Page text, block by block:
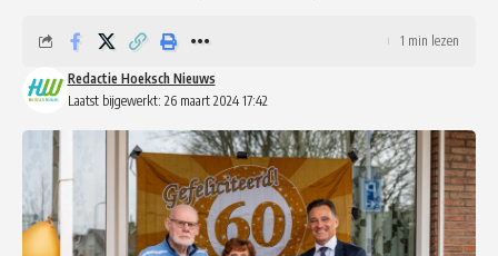
Laatst bijgewerkt: 26 maart 2024 17:42
Redactie Hoeksch Nieuws
1 min lezen